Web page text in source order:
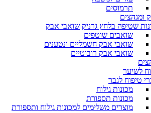
תרמוסים
ומגהצים
שטיפה בלחץ גרניק שואבי אבק
שואבים שוטפים
שואבי אבק חשמליים ונטענים
שואבי אבק רובוטיים
לשיער
טיפוח לגבר
מכונות גילוח
מכונות תספורת
מוצרים משלימים למכונות גילוח ותספורת